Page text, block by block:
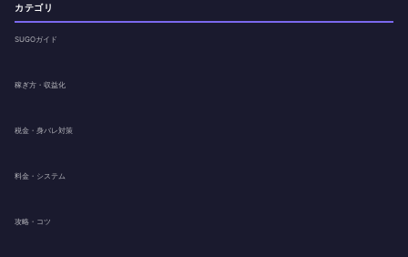
カテゴリ
SUGOガイド
稼ぎ方・収益化
税金・身バレ対策
料金・システム
攻略・コツ